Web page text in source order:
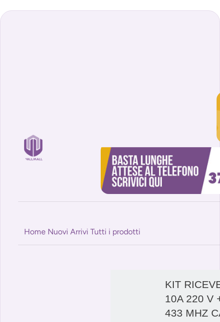
Home Nuovi Arrivi Tutti i prodotti
KIT
10A 220 V
433 MHZ